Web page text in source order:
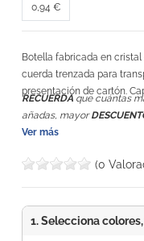
0,94 €
Botella fabricada en
cuerda trenzada para
presentación de cartón.
RECUERDA que cuántas
añadas, mayor
Ver más
(0
1. Selecciona